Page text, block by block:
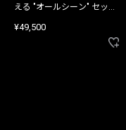
える "オールシーン" セット
¥49,500